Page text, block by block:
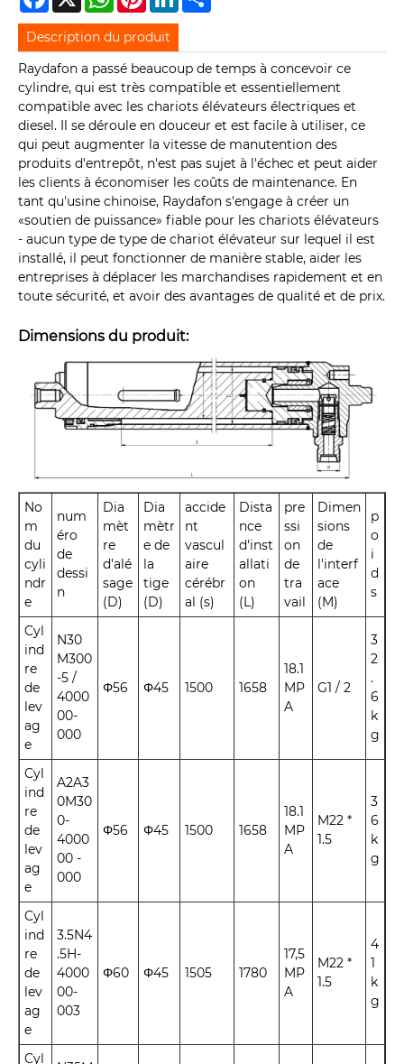
Description du produit
Raydafon a passé beaucoup de temps à concevoir ce
cylindre, qui est très compatible et essentiellement
compatible avec les chariots élévateurs électriques et
diesel. Il se déroule en douceur et est facile à utiliser, ce
qui peut augmenter la vitesse de manutention des
produits d'entrepôt, n'est pas sujet à l'échec et peut aider
les clients à économiser les coûts de maintenance. En
tant qu'usine chinoise, Raydafon s'engage à créer un
«soutien de puissance» fiable pour les chariots élévateurs
- aucun type de type de chariot élévateur sur lequel il est
installé, il peut fonctionner de manière stable, aider les
entreprises à déplacer les marchandises rapidement et en
toute sécurité, et avoir des avantages de qualité et de prix.
Dimensions du produit:
No
m
du
cyli
ndr
e
num
éro
de
dessi
n
Dia
mèt
re
d'alé
sage
(D)
Dia
mètr
e de
la
tige
(D)
accide
nt
vascul
aire
cérébr
al (s)
Dista
nce
d'inst
allati
on
(L)
pre
ssi
on
de
tra
vail
Dimen
sions
de
l'interf
ace
(M)
p
o
i
d
s
Cyl
ind
re
de
lev
ag
e
N30
M300
-5 /
4000
00-
000
Φ56 Φ45 1500 1658
18.1
MP
A
G1 / 2
3
2
.
6
k
g
Cyl
ind
re
de
lev
ag
e
A2A3
0M30
0-
4000
00 -
000
Φ56 Φ45 1500 1658
18.1
MP
A
M22 *
1.5
3
6
k
g
Cyl
ind
re
de
lev
ag
e
3.5N4
.5H-
4000
00-
003
Φ60 Φ45 1505 1780
17,5
MP
A
M22 *
1.5
4
1
k
g
Cyl